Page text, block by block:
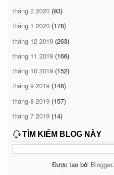
tháng 2 2020 (93)
tháng 1 2020 (178)
tháng 12 2019 (263)
tháng 11 2019 (166)
tháng 10 2019 (152)
tháng 9 2019 (148)
tháng 8 2019 (157)
tháng 7 2019 (14)
TÌM KIẾM BLOG NÀY
Được tạo bởi Blogger.